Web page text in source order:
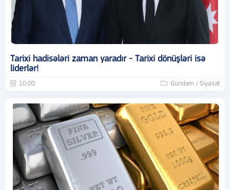
Tarixi hadisələri zaman yaradır - Tarixi dönüşləri isə
liderlər!
10:00 Gündəm / Siyasət